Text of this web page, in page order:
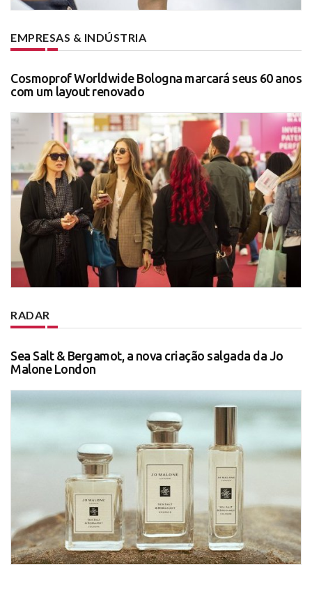
EMPRESAS & INDÚSTRIA
Cosmoprof Worldwide Bologna marcará seus 60 anos
com um layout renovado
RADAR
Sea Salt & Bergamot, a nova criação salgada da Jo
Malone London